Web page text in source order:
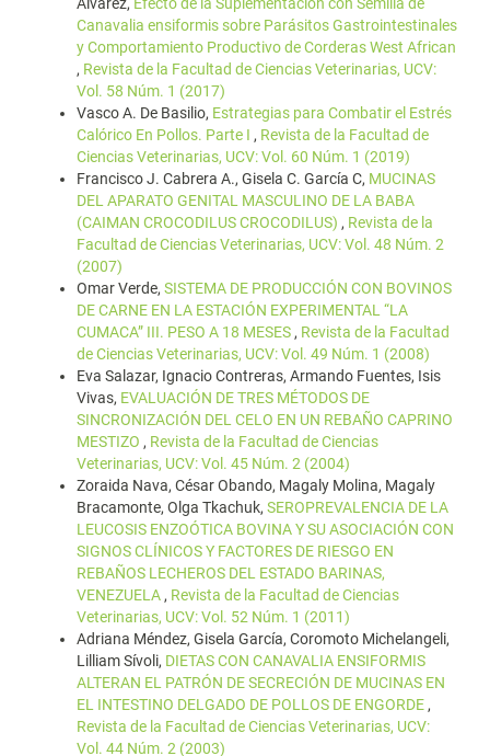
Álvarez, Efecto de la Suplementación con Semilla de
Canavalia ensiformis sobre Parásitos Gastrointestinales
y Comportamiento Productivo de Corderas West African
, Revista de la Facultad de Ciencias Veterinarias, UCV:
Vol. 58 Núm. 1 (2017)
Vasco A. De Basilio, Estrategias para Combatir el Estrés
Calórico En Pollos. Parte I , Revista de la Facultad de
Ciencias Veterinarias, UCV: Vol. 60 Núm. 1 (2019)
Francisco J. Cabrera A., Gisela C. García C, MUCINAS
DEL APARATO GENITAL MASCULINO DE LA BABA
(CAIMAN CROCODILUS CROCODILUS) , Revista de la
Facultad de Ciencias Veterinarias, UCV: Vol. 48 Núm. 2
(2007)
Omar Verde, SISTEMA DE PRODUCCIÓN CON BOVINOS
DE CARNE EN LA ESTACIÓN EXPERIMENTAL “LA
CUMACA” III. PESO A 18 MESES, Revista de la Facultad
de Ciencias Veterinarias, UCV: Vol. 49 Núm. 1 (2008)
Eva Salazar, Ignacio Contreras, Armando Fuentes, Isis
Vivas, EVALUACIÓN DE TRES MÉTODOS DE
SINCRONIZACIÓN DEL CELO EN UN REBAÑO CAPRINO
MESTIZO , Revista de la Facultad de Ciencias
Veterinarias, UCV: Vol. 45 Núm. 2 (2004)
Zoraida Nava, César Obando, Magaly Molina, Magaly
Bracamonte, Olga Tkachuk, SEROPREVALENCIA DE LA
LEUCOSIS ENZOÓTICA BOVINA Y SU ASOCIACIÓN CON
SIGNOS CLÍNICOS Y FACTORES DE RIESGO EN
REBAÑOS LECHEROS DEL ESTADO BARINAS,
VENEZUELA, Revista de la Facultad de Ciencias
Veterinarias, UCV: Vol. 52 Núm. 1 (2011)
Adriana Méndez, Gisela García, Coromoto Michelangeli,
Lilliam Sívoli, DIETAS CON CANAVALIA ENSIFORMIS
ALTERAN EL PATRÓN DE SECRECIÓN DE MUCINAS EN
EL INTESTINO DELGADO DE POLLOS DE ENGORDE,
Revista de la Facultad de Ciencias Veterinarias, UCV:
Vol. 44 Núm. 2 (2003)